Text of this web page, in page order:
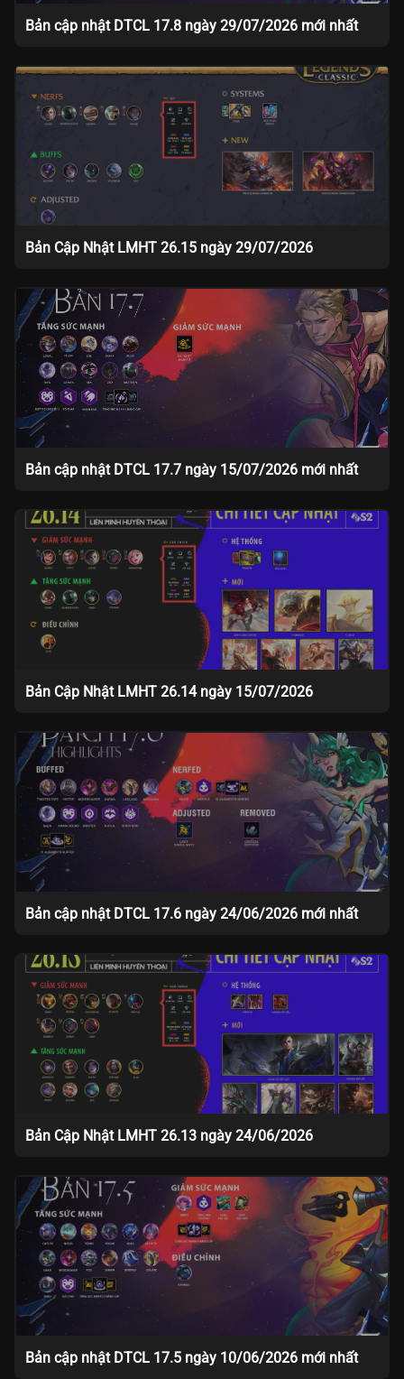
Bản cập nhật DTCL 17.8 ngày 29/07/2026 mới nhất
Bản Cập Nhật LMHT 26.15 ngày 29/07/2026
Bản cập nhật DTCL 17.7 ngày 15/07/2026 mới nhất
Bản Cập Nhật LMHT 26.14 ngày 15/07/2026
Bản cập nhật DTCL 17.6 ngày 24/06/2026 mới nhất
Bản Cập Nhật LMHT 26.13 ngày 24/06/2026
Bản cập nhật DTCL 17.5 ngày 10/06/2026 mới nhất